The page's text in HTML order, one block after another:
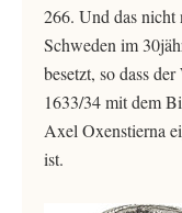
266. Und das
Schweden im
besetzt, so dass
1633/34 mit dem
Axel Oxenstierna
ist.